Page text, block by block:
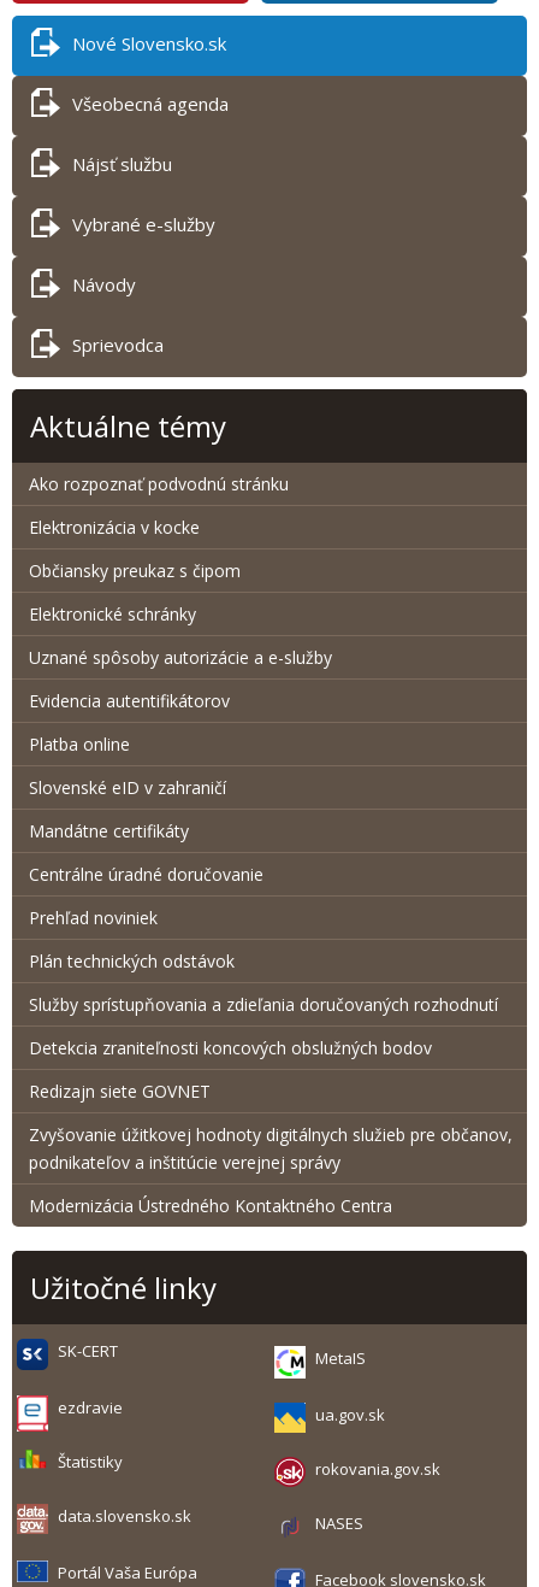
Nové Slovensko.sk
Všeobecná agenda
Nájsť službu
Vybrané e-služby
Návody
Sprievodca
Aktuálne témy
Ako rozpoznať podvodnú stránku
Elektronizácia v kocke
Občiansky preukaz s čipom
Elektronické schránky
Uznané spôsoby autorizácie a e-služby
Evidencia autentifikátorov
Platba online
Slovenské eID v zahraničí
Mandátne certifikáty
Centrálne úradné doručovanie
Prehľad noviniek
Plán technických odstávok
Služby sprístupňovania a zdieľania doručovaných rozhodnutí
Detekcia zraniteľnosti koncových obslužných bodov
Redizajn siete GOVNET
Zvyšovanie úžitkovej hodnoty digitálnych služieb pre občanov,
podnikateľov a inštitúcie verejnej správy
Modernizácia Ústredného Kontaktného Centra
Užitočné linky
SK-CERT MetaIS
ezdravie ua.gov.sk
Štatistiky rokovania.gov.sk
data.slovensko.sk NASES
Portál Vaša Európa Facebook slovensko.sk